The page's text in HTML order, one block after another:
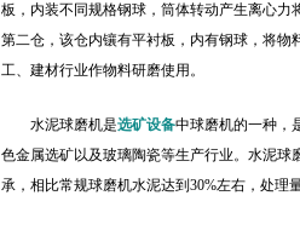
板，内装不同规格钢球，筒体转动产生离心
第二仓，该仓内镶有平衬板，内有钢球，将
工、建材行业作物料研磨使用。
水泥球磨机是选矿设备中球磨机的一种，
色金属选矿以及玻璃陶瓷等生产行业。水泥
承，相比常规球磨机水泥达到30%左右，处理